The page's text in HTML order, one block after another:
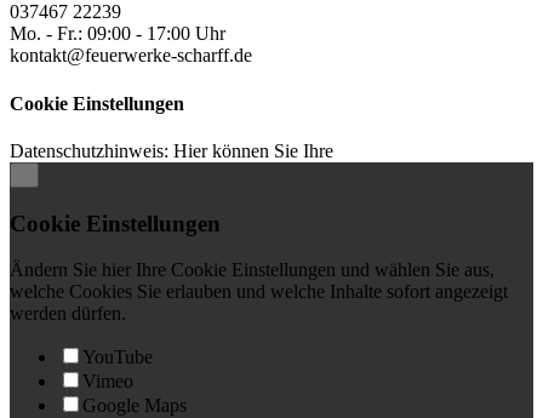
037467 22239
Mo. - Fr.: 09:00 - 17:00 Uhr
kontakt@feuerwerke-scharff.de
Cookie Einstellungen
Datenschutzhinweis: Hier können Sie Ihre
Cookie Einstellungen
Ändern Sie hier Ihre Cookie Einstellungen und wählen Sie aus,
welche Cookies Sie erlauben und welche Inhalte sofort angezeigt
werden dürfen.
YouTube
Vimeo
Google Maps